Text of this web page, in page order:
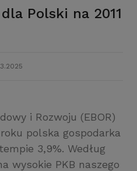
Polski na 2011
i Rozwoju (EBOR)
polska gospodarka
3,9%. Według
wysokie PKB naszego